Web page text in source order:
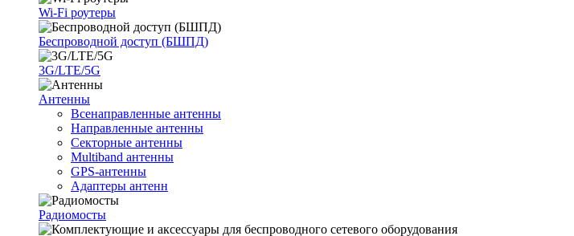
Wi-Fi роутеры
Беспроводной доступ (БШПД)
3G/LTE/5G
Антенны
Всенаправленные антенны
Направленные антенны
Секторные антенны
Multiband антенны
GPS-антенны
Адаптеры антенн
Радиомосты